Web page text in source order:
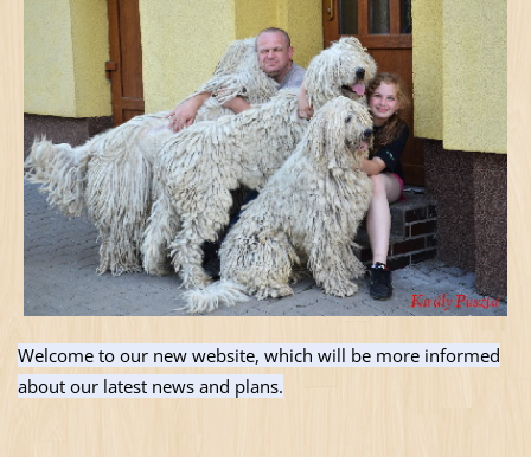
Welcome to our new website, which will be more informed
about our latest news and plans.